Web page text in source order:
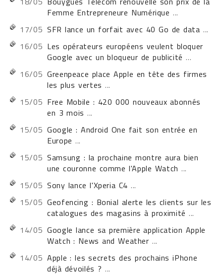
Femme Entrepreneure Numérique ...
17/05 SFR lance un forfait avec 40 Go de data ...
16/05 Les opérateurs européens veulent bloquer
Google avec un bloqueur de publicité ...
16/05 Greenpeace place Apple en tête des firmes
les plus vertes ...
15/05 Free Mobile : 420 000 nouveaux abonnés
en 3 mois ...
15/05 Google : Android One fait son entrée en
Europe ...
15/05 Samsung : la prochaine montre aura bien
une couronne comme l'Apple Watch ...
15/05 Sony lance l'Xperia C4 ...
15/05 Geofencing : Bonial alerte les clients sur les
catalogues des magasins à proximité ...
14/05 Google lance sa première application Apple
Watch : News and Weather ...
14/05 Apple : les secrets des prochains iPhone
déjà dévoilés ? ...